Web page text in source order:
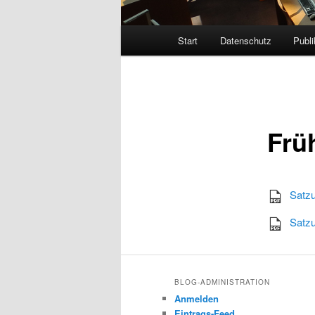
Start Datenschutz
BLOG-ADMINISTRATION
Anmelden